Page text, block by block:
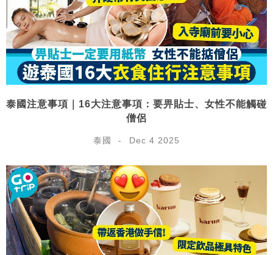
泰國注意事項｜16大注意事項：要畀貼士、女性不能觸碰
僧侶
泰國 Dec 4 2025